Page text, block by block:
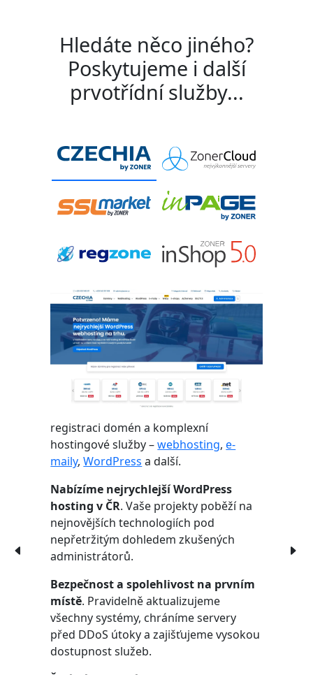
Hledáte něco jiného?
Poskytujeme i další
prvotřídní služby...
registraci domén a komplexní
hostingové služby –webhosting,e-
maily,WordPress a další.
Nabízíme nejrychlejší WordPress
hosting v ČR. Vaše projekty poběží na
nejnovějších technologiích pod
nepřetržitým dohledem zkušených
administrátorů.
Bezpečnost a spolehlivost na prvním
místě. Pravidelně aktualizujeme
všechny systémy, chráníme servery
před DDoS útoky a zajišťujeme vysokou
dostupnost služeb.